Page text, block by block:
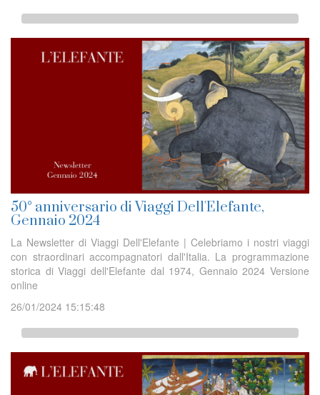
50° anniversario di Viaggi Dell'Elefante,
Gennaio 2024
La Newsletter di Viaggi Dell'Elefante | Celebriamo i nostri viaggi
con straordinari accompagnatori dall'Italia. La programmazione
storica di Viaggi dell'Elefante dal 1974, Gennaio 2024 Versione
online
26/01/2024 15:15:48